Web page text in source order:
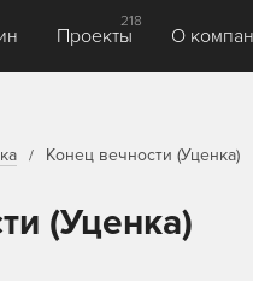
Проекты
218
О
Конец вечности (Уценка)
(Уценка)